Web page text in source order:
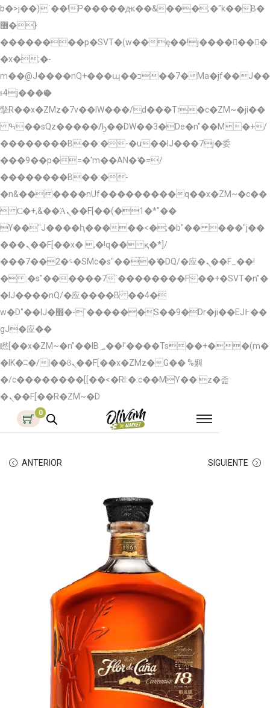
b�>j��)΄��!P�����ԫ��&���;�"k��B�
޶�}
��������p�SVT�(w��ę��!j�������
�x�;�-
m��@J����nQ+���պ��כ��7�Ma�jf��J��
ͱ4j���Ѳ�
撆R��x�ZMz�7v��IW���/d��ٞ�Тז�c�ZM~�ji��
ߒ��sQz�����Ԡ��DW��3�De�n"��M�+/
��������B��:�-�u��IJ���7j�委
���9��p�=�'m��AN�ޭ�=/
��������B��:�-
�n&������nUf���������q��x�ZM~�c��
 Ϲ�+,&��Ὰܢ��F[��(�1�*"��
ϒ��"J����ԧ�����<�;�b"�� ���"j��
���ܢ��F[��x� ,�!q�� қ�*]/
���؝�2��7�SMc�s"���ޭ�DQ/�应�ܢ��F_��!
� :�s"������7`��������F��+�SVT�n"�
�IJ����nQ/�应����B ��4�
w�D"��IJ�׭�-`������S��9�Dr�ji��EJ߅��
gJ�应��
矁[��x�ZM~�n"��IB؃��!'����Тѕ��+��(m�
�IK�ʭ�/|��ϐܢ��F[��x�ZMz�G�� %嬩
�/c��������[[��<�RI:�:c��MΎ��:z�졾
�ܢ��F[��R�ZM~�D
0
ANTERIOR SIGUIENTE